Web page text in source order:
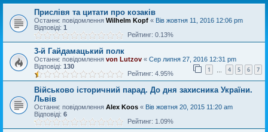
Прислівя та цитати про козаків
Останнє повідомлення Wilhelm Kopf « Вів жовтня 11, 2016 12:06 pm
Відповіді: 1
Рейтинг: 0.13%
3-й Гайдамацький полк
Останнє повідомлення von Lutzov « Сер липня 27, 2016 12:31 pm
Відповіді: 130 1 4 5 6 7
Рейтинг: 4.95%
Військово історичний парад. До дня захисника України.
Львів
Останнє повідомлення Alex Koos « Вів жовтня 20, 2015 11:20 am
Відповіді: 6
Рейтинг: 1.09%